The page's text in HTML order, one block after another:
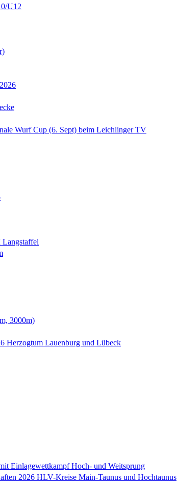
U12
Wurf Cup (6. Sept) beim Leichlinger TV
Langstaffel
3000m)
Herzogtum Lauenburg und Lübeck
Einlagewettkampf Hoch- und Weitsprung
2026 HLV-Kreise Main-Taunus und Hochtaunus